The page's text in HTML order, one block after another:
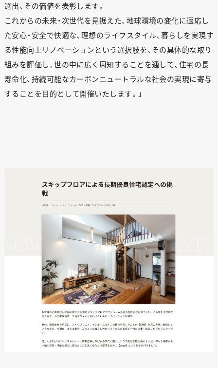
選出、その価値を表彰します。
これからの未来・次世代を見据えた、地球環境の変化に適応し
た安心・安全で快適な、理想のライフスタイル、暮らしを実現す
る性能向上リノベーションという選択肢を、その具体的な取り
組みを評価し、世の中に広く周知することを通して、住宅の長
寿命化、持続可能なカーボンニュートラルな社会の実現に寄与
することを目的として開催いたします。」